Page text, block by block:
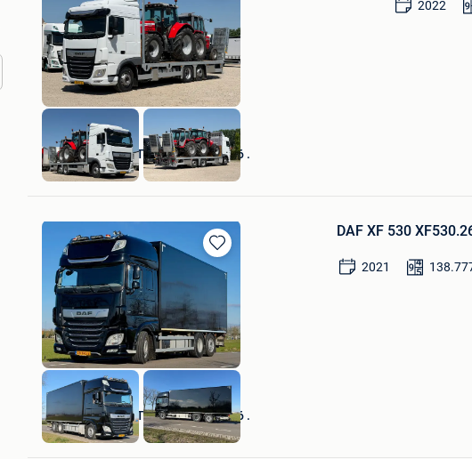
in
Mijn
Favorieten
2022
MAN TGL 15.250 EURO6 .
Veen
Bewaren
Favorieten
DAF XF 530
2021
MAN TGL 15.250 EURO6 .
Veen